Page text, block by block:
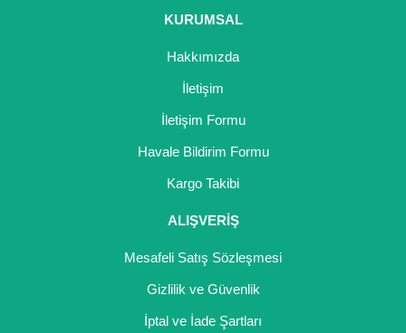
KURUMSAL
Hakkımızda
İletişim
İletişim Formu
Havale Bildirim Formu
Kargo Takibi
ALIŞVERİŞ
Mesafeli Satış Sözleşmesi
Gizlilik ve Güvenlik
İptal ve İade Şartları